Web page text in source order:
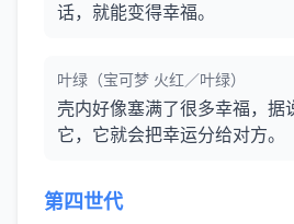
话，就能变得幸福。
叶绿（宝可梦 火红／叶绿）
壳内好像塞满了很多幸福，据
它，它就会把幸运分给对方。
第四世代